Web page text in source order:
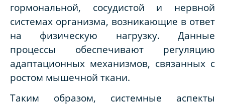
гормональной, сосудистой и нервной
системах организма, возникающие в ответ
на физическую нагрузку. Данные
процессы обеспечивают регуляцию
адаптационных механизмов, связанных с
ростом мышечной ткани.
Таким образом, системные аспекты